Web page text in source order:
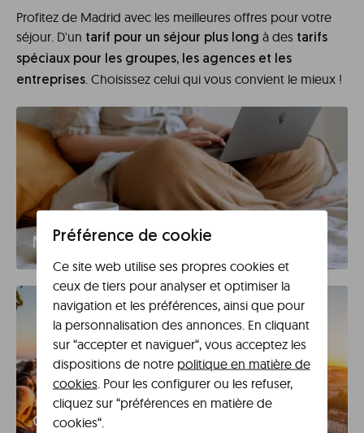
Profitez de Madrid avec les meilleures offres pour votre
séjour. D'un tarif pour un séjour plus long à des tarifs
spéciaux pour les groupes, les agences et les
entreprises. Choisissez celui qui vous convient le mieux !
Moyen séjour
Groupes de 9+
Préférence de cookie
Ce site web utilise ses propres cookies et
ceux de tiers pour analyser et optimiser la
navigation et les préférences, ainsi que pour
la personnalisation des annonces. En cliquant
sur “accepter et naviguer“, vous acceptez les
dispositions de notre politique en matière de
cookies. Pour les configurer ou les refuser,
cliquez sur “préférences en matière de
cookies“.